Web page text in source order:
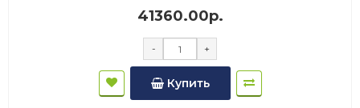
41360.00р.
- +
Купить